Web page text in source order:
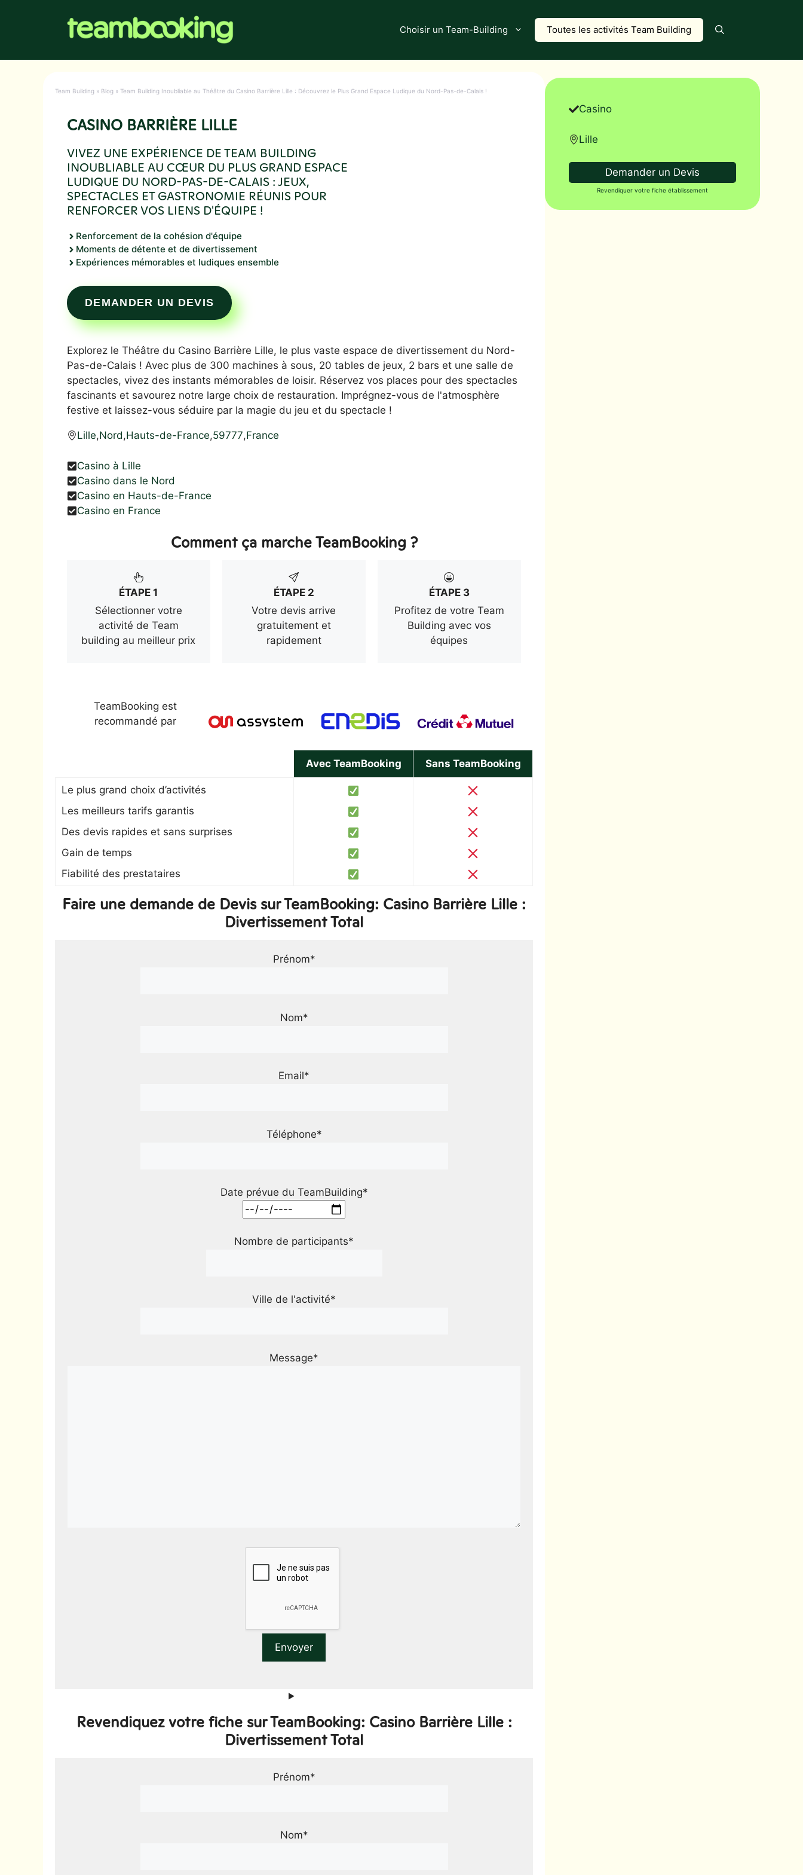
Choisir un Team-Building Toutes les activités Team Building
Team Building » Blog » Team Building Inoubliable au Théâtre du Casino Barrière Lille : Découvrez le Plus Grand Espace Ludique du Nord-Pas-de-Calais !
CASINO BARRIÈRE LILLE
VIVEZ UNE EXPÉRIENCE DE TEAM BUILDING
INOUBLIABLE AU CŒUR DU PLUS GRAND ESPACE
LUDIQUE DU NORD-PAS-DE-CALAIS : JEUX,
SPECTACLES ET GASTRONOMIE RÉUNIS POUR
RENFORCER VOS LIENS D'ÉQUIPE !
Renforcement de la cohésion d'équipe
Moments de détente et de divertissement
Expériences mémorables et ludiques ensemble
DEMANDER UN DEVIS
Explorez le Théâtre du Casino Barrière Lille, le plus vaste espace de divertissement du Nord-
Pas-de-Calais ! Avec plus de 300 machines à sous, 20 tables de jeux, 2 bars et une salle de
spectacles, vivez des instants mémorables de loisir. Réservez vos places pour des spectacles
fascinants et savourez notre large choix de restauration. Imprégnez-vous de l'atmosphère
festive et laissez-vous séduire par la magie du jeu et du spectacle !
Lille,Nord,Hauts-de-France,59777,France
Casino à Lille
Casino dans le Nord
Casino en Hauts-de-France
Casino en France
Comment ça marche TeamBooking ?
ÉTAPE 1
Sélectionner votre
activité de Team
building au meilleur prix
ÉTAPE 2
Votre devis arrive
gratuitement et
rapidement
ÉTAPE 3
Profitez de votre Team
Building avec vos
équipes
TeamBooking est
recommandé par
Avec TeamBooking Sans TeamBooking
Le plus grand choix d’activités
Les meilleurs tarifs garantis
Des devis rapides et sans surprises
Gain de temps
Fiabilité des prestataires
Faire une demande de Devis sur TeamBooking: Casino Barrière Lille :
Divertissement Total
Prénom*
Nom*
Email*
Téléphone*
Date prévue du TeamBuilding*
Nombre de participants*
Ville de l'activité*
Message*
Revendiquez votre fiche sur TeamBooking: Casino Barrière Lille :
Divertissement Total
Prénom*
Nom*
Casino
Lille
Demander un Devis
Revendiquer votre fiche établissement